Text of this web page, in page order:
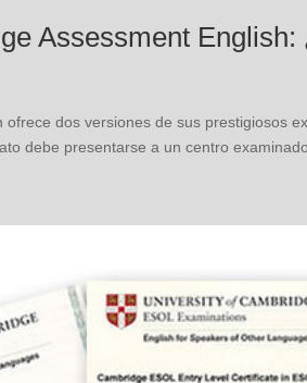
Assessment
dos versiones de sus prestigiosos
debe presentarse a un centro